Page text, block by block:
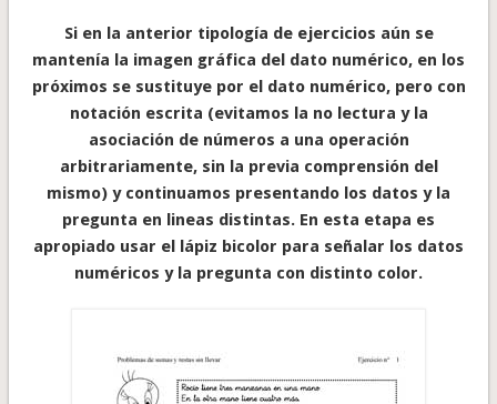
Si en la anterior tipología de ejercicios aún se
mantenía la imagen gráfica del dato numérico, en los
próximos se sustituye por el dato numérico, pero con
notación escrita (evitamos la no lectura y la
asociación de números a una operación
arbitrariamente, sin la previa comprensión del
mismo) y continuamos presentando los datos y la
pregunta en lineas distintas. En esta etapa es
apropiado usar el lápiz bicolor para señalar los datos
numéricos y la pregunta con distinto color.